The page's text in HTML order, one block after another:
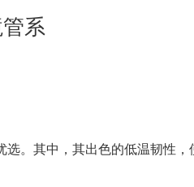
系
。其中，其出色的低温韧性，